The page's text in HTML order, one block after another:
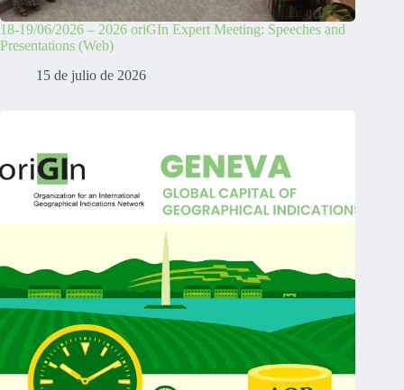
18-19/06/2026 – 2026 oriGIn Expert Meeting: Speeches and
Presentations (Web)
15 de julio de 2026